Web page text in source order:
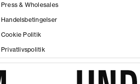
Press & Wholesales
Handelsbetingelser
Cookie Politik
Privatlivspolitik